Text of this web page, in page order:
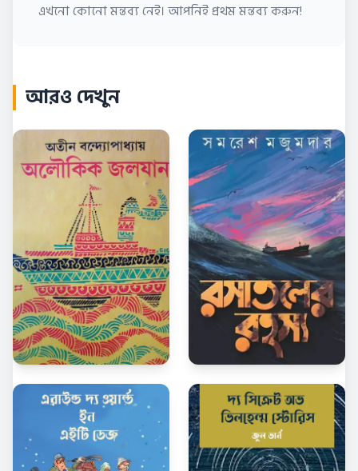
এখনো কোনো মন্তব্য নেই। আপনিই প্রথম মন্তব্য করুন!
আরও দেখুন